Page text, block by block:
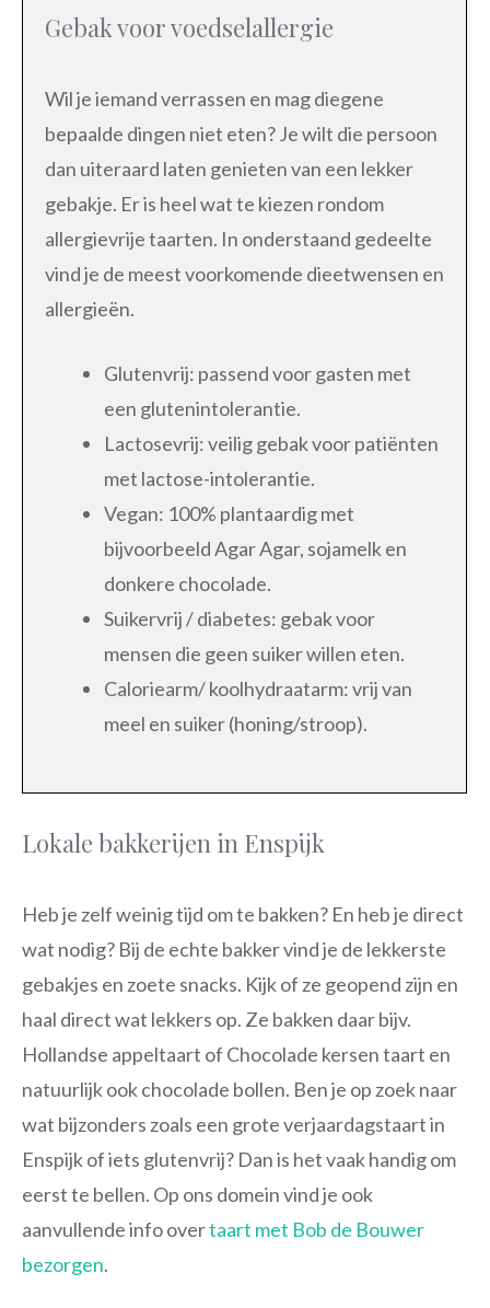
Gebak voor voedselallergie
Wil je iemand verrassen en mag diegene
bepaalde dingen niet eten? Je wilt die persoon
dan uiteraard laten genieten van een lekker
gebakje. Er is heel wat te kiezen rondom
allergievrije taarten. In onderstaand gedeelte
vind je de meest voorkomende dieetwensen en
allergieën.
Glutenvrij: passend voor gasten met
een glutenintolerantie.
Lactosevrij: veilig gebak voor patiënten
met lactose-intolerantie.
Vegan: 100% plantaardig met
bijvoorbeeld Agar Agar, sojamelk en
donkere chocolade.
Suikervrij / diabetes: gebak voor
mensen die geen suiker willen eten.
Caloriearm/ koolhydraatarm: vrij van
meel en suiker (honing/stroop).
Lokale bakkerijen in Enspijk
Heb je zelf weinig tijd om te bakken? En heb je direct
wat nodig? Bij de echte bakker vind je de lekkerste
gebakjes en zoete snacks. Kijk of ze geopend zijn en
haal direct wat lekkers op. Ze bakken daar bijv.
Hollandse appeltaart of Chocolade kersen taart en
natuurlijk ook chocolade bollen. Ben je op zoek naar
wat bijzonders zoals een grote verjaardagstaart in
Enspijk of iets glutenvrij? Dan is het vaak handig om
eerst te bellen. Op ons domein vind je ook
aanvullende info overtaart met Bob de Bouwer
bezorgen.